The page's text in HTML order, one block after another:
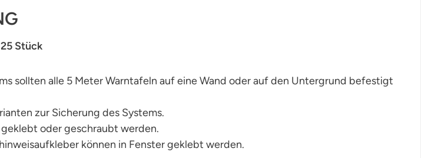
Stück
sollten alle 5 Meter Warntafeln auf eine Wand oder auf den Untergrund befestigt
zur Sicherung des Systems.
oder geschraubt werden.
können in Fenster geklebt werden.